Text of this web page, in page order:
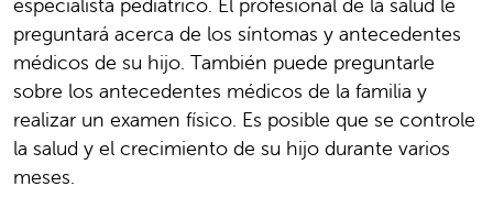
preguntará acerca de los síntomas y antecedentes
médicos de su hijo. También puede preguntarle
sobre los antecedentes médicos de la familia y
realizar un examen físico. Es posible que se controle
la salud y el crecimiento de su hijo durante varios
meses.